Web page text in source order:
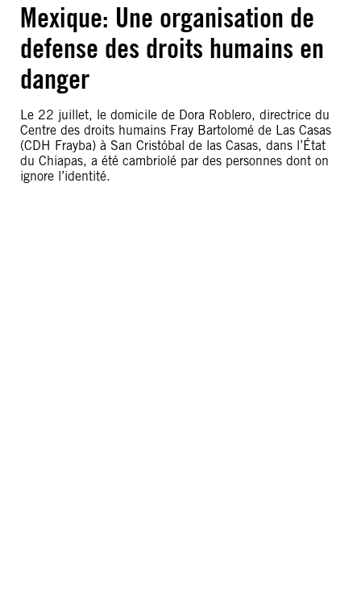
Mexique: Une organisation de
defense des droits humains en
danger
Le 22 juillet, le domicile de Dora Roblero, directrice du
Centre des droits humains Fray Bartolomé de Las Casas
(CDH Frayba) à San Cristóbal de las Casas, dans l’État
du Chiapas, a été cambriolé par des personnes dont on
ignore l’identité.